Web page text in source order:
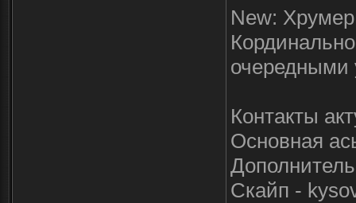
New:
очередными
Контакты
Основная
Скайп -